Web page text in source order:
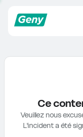
Ce
Veuillez nous
L'incident a été